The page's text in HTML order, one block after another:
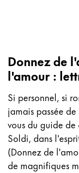
Qualité
Design
Responsabilité
Esprit pionnier
Carrière
À propos de
FR/LB
Donnez de
l'amour :
Si personnel, si
jamais passée
vous du guide
Soldi, dans
(Donnez de
de magnifiques